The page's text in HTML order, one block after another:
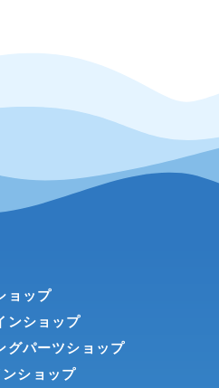
ョップ
ンショップ
グパーツショップ
ショップ